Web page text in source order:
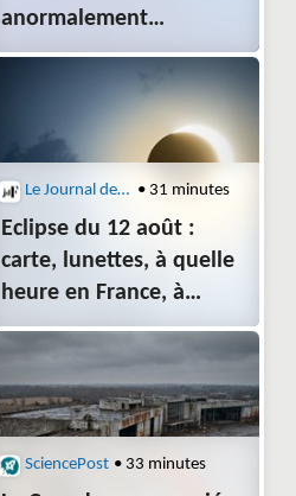
anormalement
silencieuses, un
phénomène qui intrigue
les chercheurs
Le Journal des Femmes • 31 minutes
Eclipse du 12 août :
carte, lunettes, à quelle
heure en France, à
Paris ?
SciencePost • 33 minutes